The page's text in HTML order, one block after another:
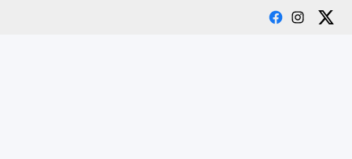
FacebookX